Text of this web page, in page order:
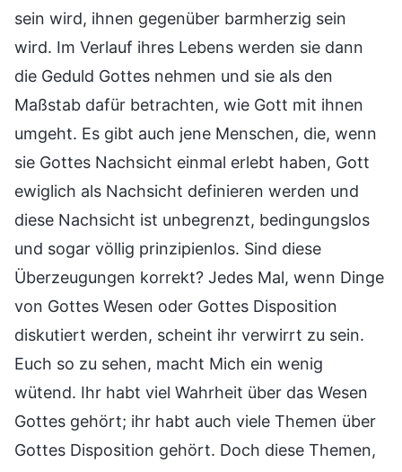
sein wird, ihnen gegenüber barmherzig sein
wird. Im Verlauf ihres Lebens werden sie dann
die Geduld Gottes nehmen und sie als den
Maßstab dafür betrachten, wie Gott mit ihnen
umgeht. Es gibt auch jene Menschen, die, wenn
sie Gottes Nachsicht einmal erlebt haben, Gott
ewiglich als Nachsicht definieren werden und
diese Nachsicht ist unbegrenzt, bedingungslos
und sogar völlig prinzipienlos. Sind diese
Überzeugungen korrekt? Jedes Mal, wenn Dinge
von Gottes Wesen oder Gottes Disposition
diskutiert werden, scheint ihr verwirrt zu sein.
Euch so zu sehen, macht Mich ein wenig
wütend. Ihr habt viel Wahrheit über das Wesen
Gottes gehört; ihr habt auch viele Themen über
Gottes Disposition gehört. Doch diese Themen,